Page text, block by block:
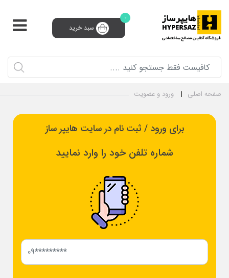
0
سبد خرید
91008910 (021) پشتیبانی و فروش 24 ساعته
ثبت‌نام تامین‌کننده
صفحه اصلی ورود و عضویت
برای ورود / ثبت نام در سایت هایپر ساز
شماره تلفن خود را وارد نمایید